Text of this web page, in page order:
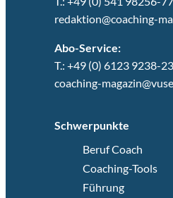
redaktion@coaching-
Abo-Service:
T.: +49 (0) 6123 9238-
coaching-
Schwerpunkte
Beruf Coach
Coaching-Tools
Führung